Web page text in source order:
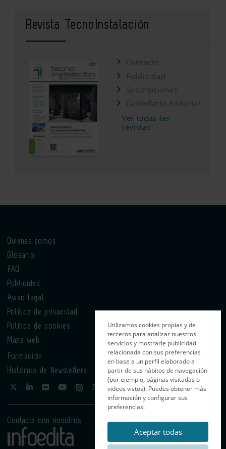
Revista TecnoInstalación
Contacto
Publicidad
Suscripciones
Calendario Editorial
Ver todas las
revistas
Quiénes somos
Glosario
FAQ
Publicidad
Aviso legal
Política de privacidad
Política de cookies
Mapa web
Formación
Histórico de Newsletters
Contacte con nosotros
Utilizamos cookies propias y de
terceros para analizar nuestros
servicios y mostrarle publicidad
relacionada con sus preferencias
en base a un perfil elaborado a
partir de sus hábitos de navegación
(por ejemplo, páginas visitadas o
videos vistos). Puedes obtener más
información y configurar sus
preferencias.
Aceptar todas